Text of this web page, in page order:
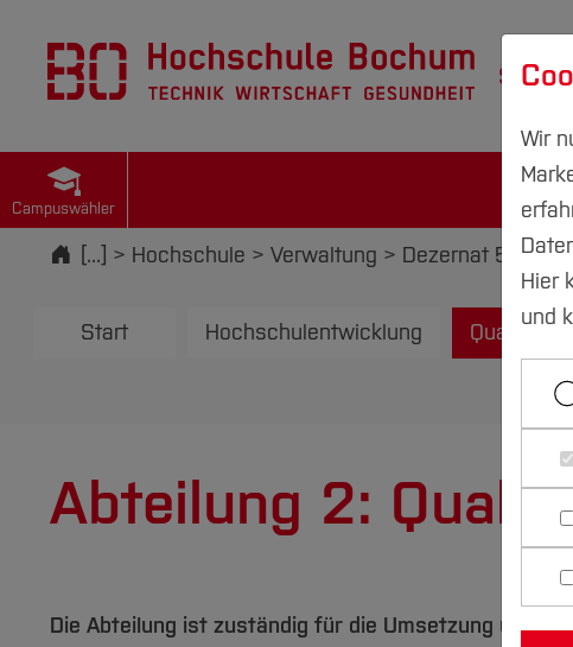
Campuswähler
Startseite
[...] Hochschule Verwaltung Dezernat 5
Start Hochschulentwicklung
Abteilung 2:
Die Abteilung ist zuständig für die Umsetzung und
Wir
Hier
und